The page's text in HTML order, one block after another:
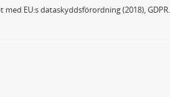
EU:s dataskyddsförordning (2018), GDPR.